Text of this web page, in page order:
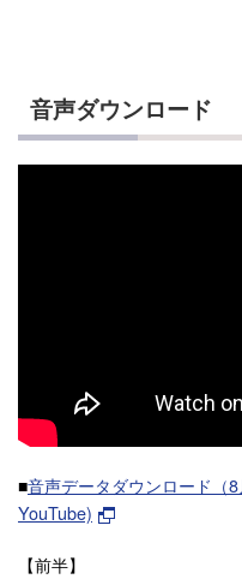
音声ダウンロード
■音声データダウンロード（
YouTube)
【前半】